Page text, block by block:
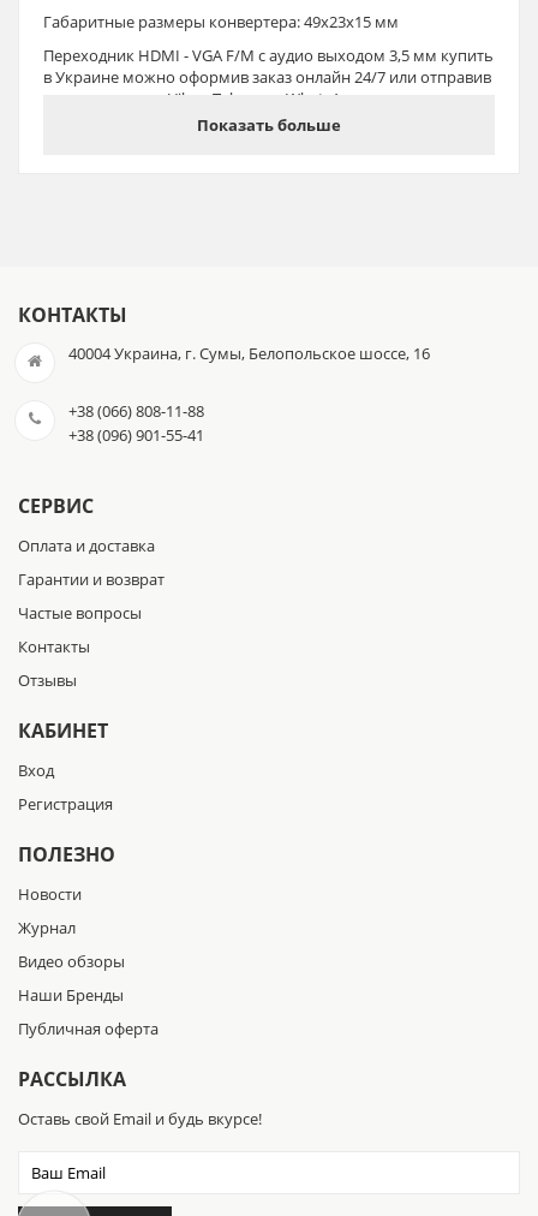
Габаритные размеры конвертера: 49x23x15 мм
Переходник HDMI - VGA F/M с аудио выходом 3,5 мм купить
в Украине можно оформив заказ онлайн 24/7 или отправив
уведомление на Viber, Telegram, WhatsApp
Показать больше
КОНТАКТЫ
40004 Украина, г. Сумы, Белопольское шоссе, 16
+38 (066) 808-11-88
+38 (096) 901-55-41
СЕРВИС
Оплата и доставка
Гарантии и возврат
Частые вопросы
Контакты
Отзывы
КАБИНЕТ
Вход
Регистрация
ПОЛЕЗНО
Новости
Журнал
Видео обзоры
Наши Бренды
Публичная оферта
РАССЫЛКА
Оставь свой Email и будь вкурсе!